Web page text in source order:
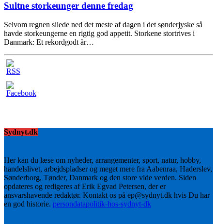
Sultne storkeunger denne fredag
Selvom regnen silede ned det meste af dagen i det sønderjyske så
havde storkeungerne en rigtig god appetit. Storkene stortrives i
Danmark: Et rekordgodt år…
Sydnyt.dk
Her kan du læse om nyheder, arrangementer, sport, natur, hobby,
handelslivet, arbejdspladser og meget mere fra Aabenraa, Haderslev,
Sønderborg, Tønder, Danmark og den store vide verden. Siden
opdateres og redigeres af Erik Egvad Petersen, der er
ansvarshavende redaktør. Kontakt os på ep@sydnyt.dk hvis Du har
en god historie. persondatapolitik-hos-sydnyt-dk